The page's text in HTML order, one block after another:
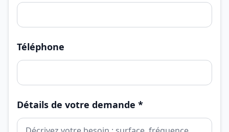
Téléphone
Détails de votre demande *